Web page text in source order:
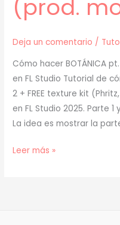
(prod.
Deja un comentario /
Cómo hacer BOTÁNICA
en FL Studio Tutorial de
2 + FREE texture kit
en FL Studio 2025. Parte
La idea es mostrar la
[
Leer más »